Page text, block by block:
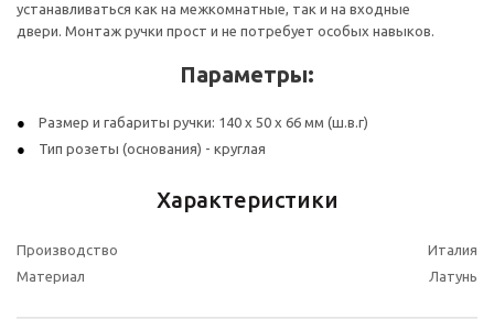
устанавливаться как на межкомнатные, так и на входные
двери. Монтаж ручки прост и не потребует особых навыков.
Параметры:
Размер и габариты ручки: 140 х 50 х 66 мм (ш.в.г)
Тип розеты (основания) - круглая
Характеристики
Производство
Италия
Материал
Латунь